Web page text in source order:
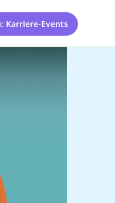
Karriere-Events